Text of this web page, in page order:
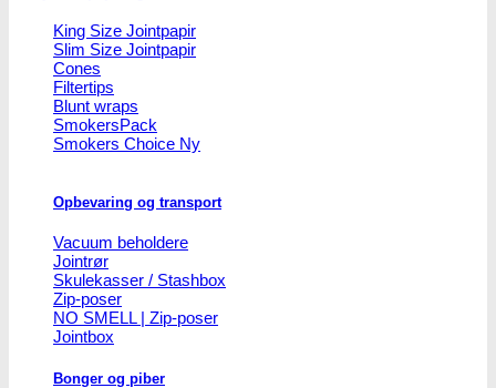
King Size Jointpapir
Slim Size Jointpapir
Cones
Filtertips
Blunt wraps
SmokersPack
Smokers Choice
Opbevaring og transport
Vacuum beholdere
Jointrør
Skulekasser / Stashbox
Zip-poser
NO SMELL | Zip-poser
Jointbox
Bonger og piber